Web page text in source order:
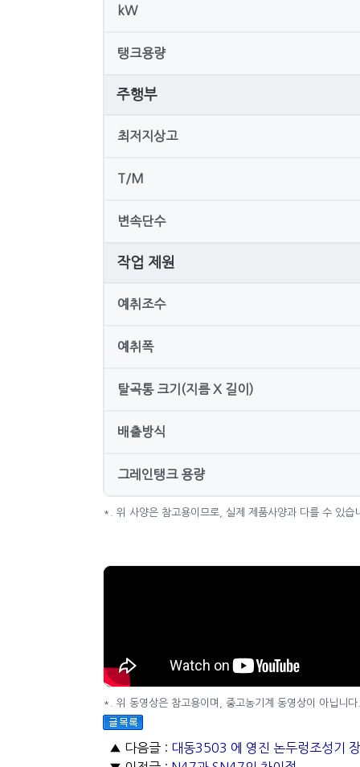
kW
탱크용량
주행부
최저지상고
T/M
변속단수
작업 제원
예취조수
예취폭
탈곡통 크기(지름 X 길이)
배출방식
그레인탱크 용량
*. 위 사양은 참고용이므로, 실제 제품사양과 다를 수 있습
*. 위 동영상은 참고용이며, 중고농기계 동영상이 아닙니다.
▲ 다음글 : 대동3503 에 영진 논두렁조성기